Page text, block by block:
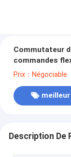
Commutateur
commandes
1080p
Prix：Négociable
Description De